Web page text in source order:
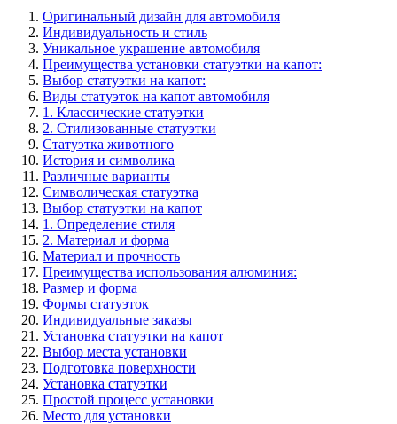
Оригинальный дизайн для автомобиля
Индивидуальность и стиль
Уникальное украшение автомобиля
Преимущества установки статуэтки на капот:
Выбор статуэтки на капот:
Виды статуэток на капот автомобиля
1. Классические статуэтки
2. Стилизованные статуэтки
Статуэтка животного
История и символика
Различные варианты
Символическая статуэтка
Выбор статуэтки на капот
1. Определение стиля
2. Материал и форма
Материал и прочность
Преимущества использования алюминия:
Размер и форма
Формы статуэток
Индивидуальные заказы
Установка статуэтки на капот
Выбор места установки
Подготовка поверхности
Установка статуэтки
Простой процесс установки
Место для установки